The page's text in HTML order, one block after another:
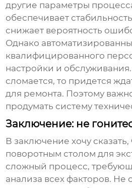
другие параметры
обеспечивает
снижает вероятность
Однако
квалифицированного
настройки и
сломается, то придется
для ремонта. Поэтому
продумать систему
Заключение: не
В заключение хочу
поворотным столом для
сложный процесс,
анализа всех факторов. Не